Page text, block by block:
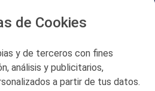
5-Edificio Muñatones,
Petronor S.A.
de Cookies
y de terceros con fines
análisis y publicitarios,
a partir de tus datos.